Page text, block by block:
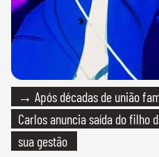
→ Após décadas de união
Carlos anuncia saída do filho
sua gestão